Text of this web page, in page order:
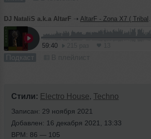
DJ NataliS a.k.a AltarF ➝ AltarF - Zona X7 ( Tribal Techno/Aid Techno)
59:40
Подкаст
Стили: Electro House, Techno
Записан: 29 ноября 2021
Добавлен: 16 декабря 2021, 13:33
BPM: 86 — 105